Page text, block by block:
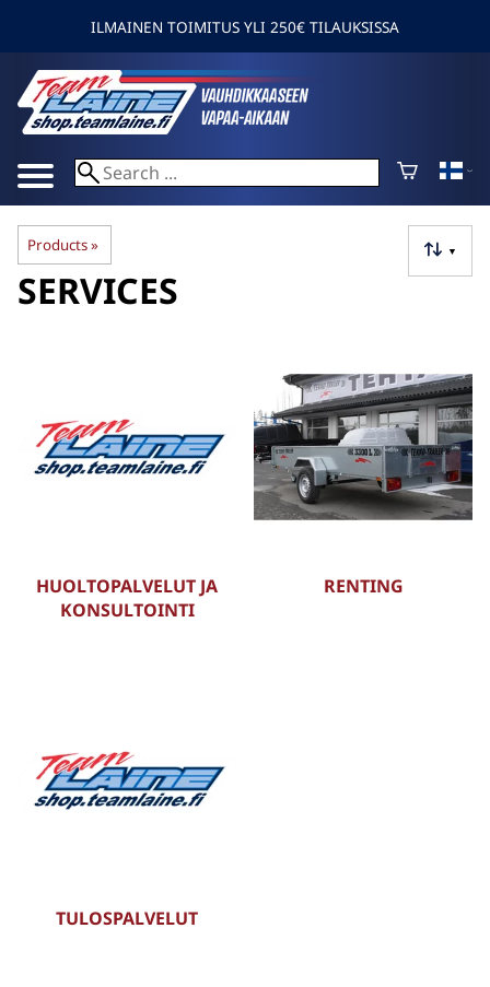
ILMAINEN TOIMITUS YLI 250€ TILAUKSISSA
Products‪» ▼
SERVICES
HUOLTOPALVELUT JA
KONSULTOINTI
RENTING
TULOSPALVELUT